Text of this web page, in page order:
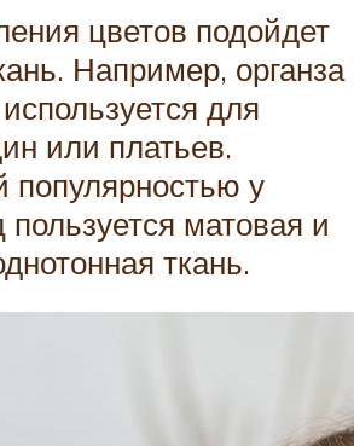
цветов подойдет
Например, органза
для
или платьев.
у
пользуется матовая и
ткань.